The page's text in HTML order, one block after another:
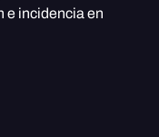
e incidencia en